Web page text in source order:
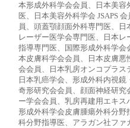
本形成外科学会会員、日本美容
医、日本美容外科学会 JSAPS
員、頭蓋顎顔面外科専門医、
レーザー医学会専門医、日本
指導専門医、国際形成外科学会
本皮膚科学会会員、日本皮膚
会会員、日本乳房オンコプラス
日本乳癌学会、形成外科内視
奇形研究会会員、顔面神経研究
ー学会会員、乳房再建用エキス
形成外科学会皮膚腫瘍外科分
科分野指導医、アラガン社ファ